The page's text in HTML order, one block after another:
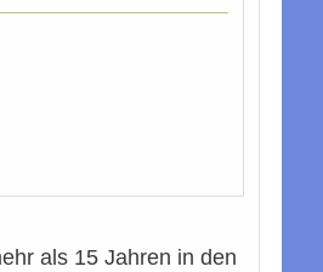
als 15 Jahren in den